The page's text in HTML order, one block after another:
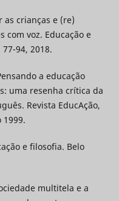
as crianças e (re)
voz. Educação e
94, 2018.
a educação
uma resenha crítica da
Revista EducAção,
1999.
e filosofia. Belo
multitela e a